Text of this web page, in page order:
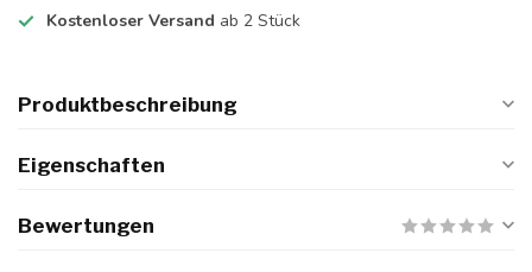
Kostenloser Versand ab 2 Stück
Produktbeschreibung
Eigenschaften
Bewertungen